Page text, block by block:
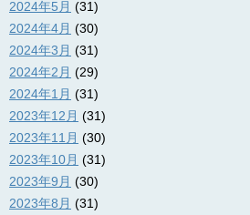
2024年5月 (31)
2024年4月 (30)
2024年3月 (31)
2024年2月 (29)
2024年1月 (31)
2023年12月 (31)
2023年11月 (30)
2023年10月 (31)
2023年9月 (30)
2023年8月 (31)